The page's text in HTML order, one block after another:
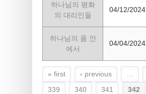
하나님의 평화
의 대리인들
04/12/2024
하나님의 품 안
에서
04/04/2024
Pages
« first ‹ previous
339
340 341 342